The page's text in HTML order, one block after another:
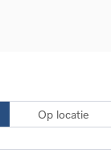
Op locatie